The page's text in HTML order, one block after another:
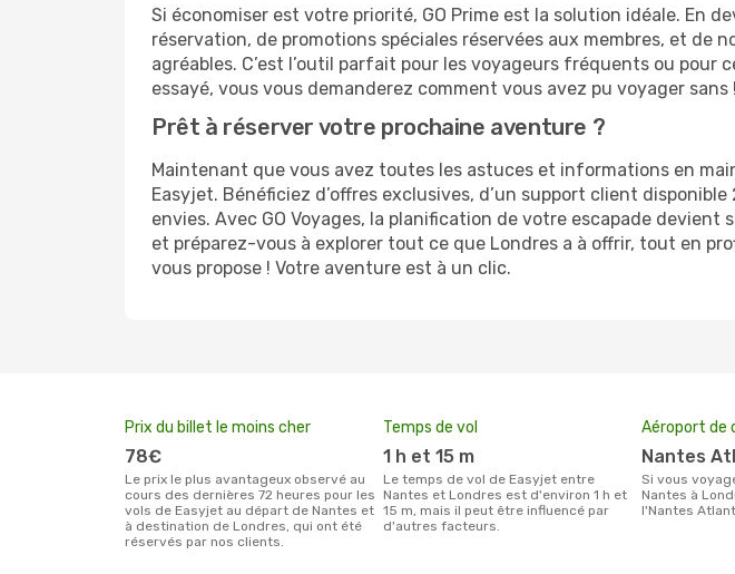
Si économiser est votre priorité, GO Prime est la solution idéale. En
réservation, de promotions spéciales réservées aux membres, et de
agréables. C’est l’outil parfait pour les voyageurs fréquents ou
essayé, vous vous demanderez comment vous avez pu voyager sans !
Prêt à réserver votre prochaine aventure ?
Maintenant que vous avez toutes les astuces et informations en
Easyjet. Bénéficiez d’offres exclusives, d’un support client
envies. Avec GO Voyages, la planification de votre escapade
et préparez-vous à explorer tout ce que Londres a à offrir, tout en
vous propose ! Votre aventure est à un clic.
Prix du billet le moins cher
78€
Le prix le plus avantageux observé au
cours des dernières 72 heures pour les
vols de Easyjet au départ de Nantes et
à destination de Londres, qui ont été
réservés par nos clients.
Temps de vol
1 h et 15 m
Le temps de vol de Easyjet entre
Nantes et Londres est d'environ 1 h et
15 m, mais il peut être influencé par
d'autres facteurs.
Aéroport de
Nantes
Si vous voyagez avec Easyjet de
Nantes à
l'Nantes